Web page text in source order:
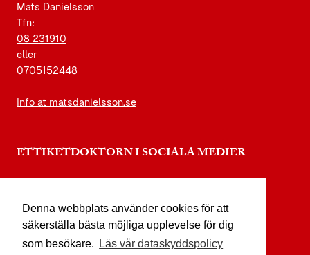
Denna webbplats använder cookies för att
säkerställa bästa möjliga upplevelse för dig
som besökare.
Läs vår dataskyddspolicy
Mats Danielsson
Tfn:
08 231910
eller
0705152448
Info at matsdanielsson.se
ETTIKETDOKTORN I SOCIALA MEDIER
facebook.com/etikettdoktorn
youtube.com/etikettdoktorn